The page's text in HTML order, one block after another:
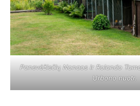
Panevėžiečių Nonaos ir Rolando
Urbono nuotr.